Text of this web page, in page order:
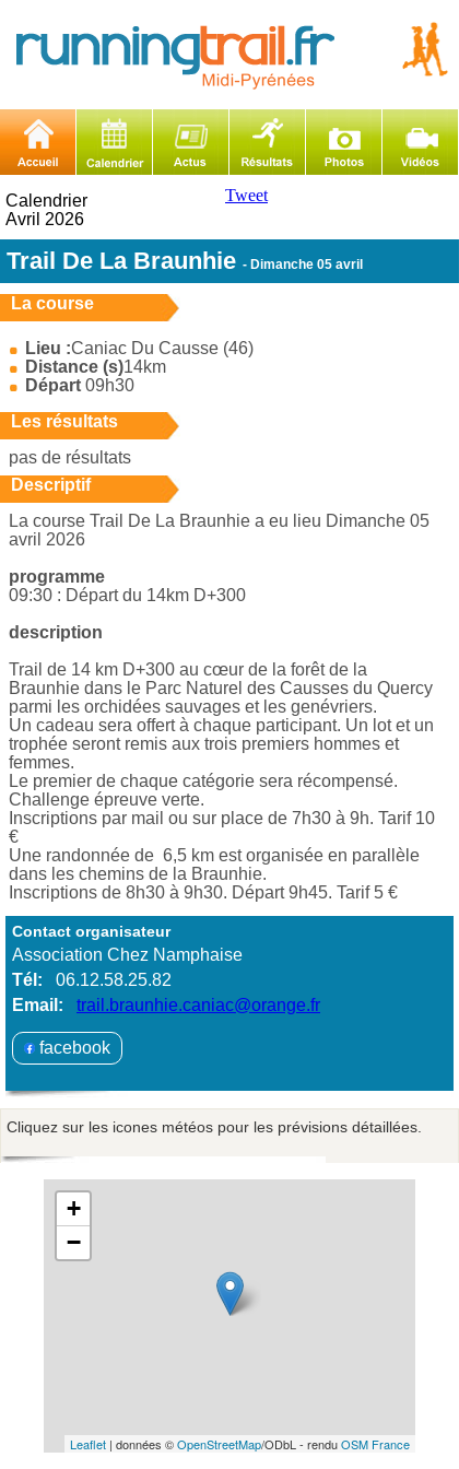
Calendrier
Avril 2026
Tweet
Trail De La Braunhie - Dimanche 05 avril
La course
Lieu :Caniac Du Causse (46)
Distance (s)14km
Départ 09h30
Les résultats
pas de résultats
Descriptif
La course Trail De La Braunhie a eu lieu Dimanche 05
avril 2026
programme
09:30 : Départ du 14km D+300
description
Trail de 14 km D+300 au cœur de la forêt de la
Braunhie dans le Parc Naturel des Causses du Quercy
parmi les orchidées sauvages et les genévriers.
Un cadeau sera offert à chaque participant. Un lot et un
trophée seront remis aux trois premiers hommes et
femmes.
Le premier de chaque catégorie sera récompensé.
Challenge épreuve verte.
Inscriptions par mail ou sur place de 7h30 à 9h. Tarif 10
€
Une randonnée de 6,5 km est organisée en parallèle
dans les chemins de la Braunhie.
Inscriptions de 8h30 à 9h30. Départ 9h45. Tarif 5 €
Contact organisateur
Association Chez Namphaise
Tél: 06.12.58.25.82
Email:
trail.braunhie.caniac@orange.fr
facebook
Cliquez sur les icones météos pour les prévisions détaillées.
+
−
Leaflet | données ©OpenStreetMap/ODbL - renduOSM France